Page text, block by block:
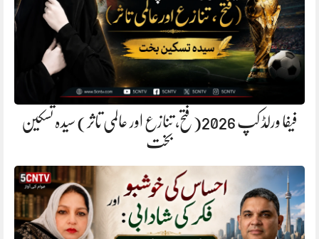
فیفا ورلڈ کپ 2026(فتح، تنازع اور عالمی تاثر) سیدہ تسکین
بخت